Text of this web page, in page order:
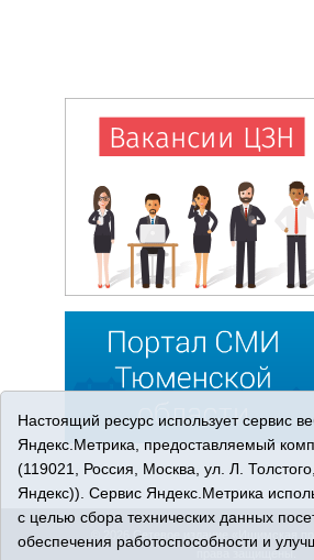
© 2026 Сетевое издание «Ишимская
права защищены.
Настоящий ресурс использует сервис
Яндекс.Метрика, предоставляемый
(119021, Россия, Москва, ул. Л.
Яндекс)). Сервис Яндекс.Метрика
с целью сбора технических данных
обеспечения работоспособности и